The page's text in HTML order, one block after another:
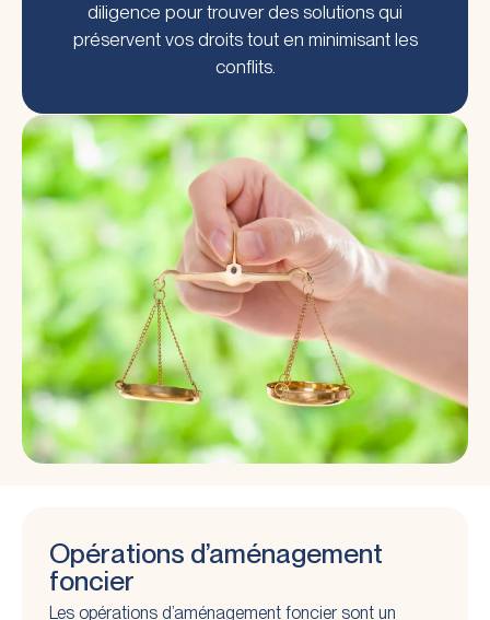
diligence pour trouver des solutions qui
préservent vos droits tout en minimisant les
conflits.
Opérations d’aménagement
foncier
Les opérations d’aménagement foncier sont un